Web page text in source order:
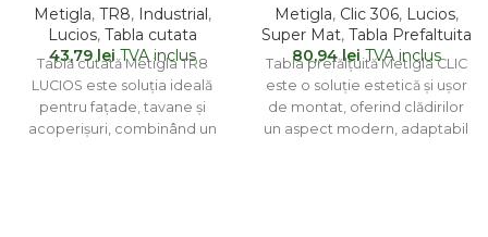
Metigla, TR8, Industrial,
Lucios, Tabla cutata
43,79leiTVA inclus
Tablă cutată Metigla TR8
LUCIOS este soluția ideală
pentru fațade, tavane și
acoperișuri, combinând un
Metigla, Clic 306, Lucios,
Super Mat, Tabla Prefaltuita
80,94leiTVA inclus
Tabla prefălțuită Metigla CLIC
este o soluție estetică și ușor
de montat, oferind clădirilor
un aspect modern, adaptabil